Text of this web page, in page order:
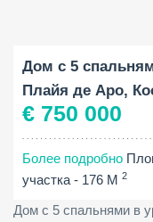
Дом с 5
Плайя де Аро,
€ 750 000
Более подробно
участка - 176 M 2
Дом с 5 спальнями в